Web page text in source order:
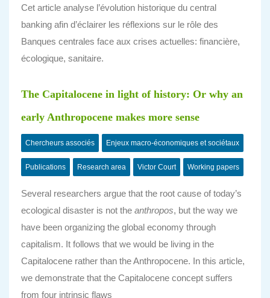
Cet article analyse l’évolution historique du central
banking afin d’éclairer les réflexions sur le rôle des
Banques centrales face aux crises actuelles: financière,
écologique, sanitaire.
The Capitalocene in light of history: Or why an
early Anthropocene makes more sense
Chercheurs associés Enjeux macro-économiques et sociétaux
Publications Research area Victor Court Working papers
Several researchers argue that the root cause of today’s
ecological disaster is not the anthropos, but the way we
have been organizing the global economy through
capitalism. It follows that we would be living in the
Capitalocene rather than the Anthropocene. In this article,
we demonstrate that the Capitalocene concept suffers
from four intrinsic flaws